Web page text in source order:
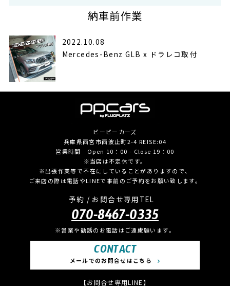
納車前作業
2022.10.08
Mercedes-Benz GLB x ドラレコ取付
ピーピーカーズ
兵庫県西宮市西波止町2-4 REISE:04
営業時間 Open 10：00 - Close 19：00
※当店は不定休です。
※出張作業等で不在にしていることがありますので、
ご来店の際は電話やLINEで事前のご予約をお願い致します。
予約 / お問合せ専用TEL
070-8467-0335
※営業や勧誘のお電話はご遠慮願います。
CONTACT
メールでのお問合せはこちら
【お問合せ専用LINE】